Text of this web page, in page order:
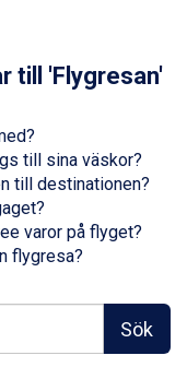
till 'Flygresan'
till sina väskor?
till destinationen?
varor på flyget?
flygresa?
Sök